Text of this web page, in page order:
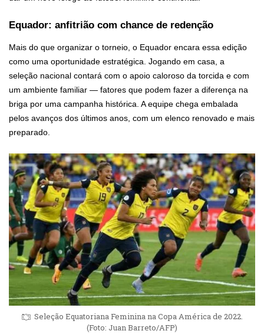
Equador: anfitrião com chance de redenção
Mais do que organizar o torneio, o Equador encara essa edição
como uma oportunidade estratégica. Jogando em casa, a
seleção nacional contará com o apoio caloroso da torcida e com
um ambiente familiar — fatores que podem fazer a diferença na
briga por uma campanha histórica. A equipe chega embalada
pelos avanços dos últimos anos, com um elenco renovado e mais
preparado.
Seleção Equatoriana Feminina na Copa América de 2022.
(Foto: Juan Barreto/AFP)